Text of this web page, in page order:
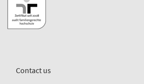
Contact us